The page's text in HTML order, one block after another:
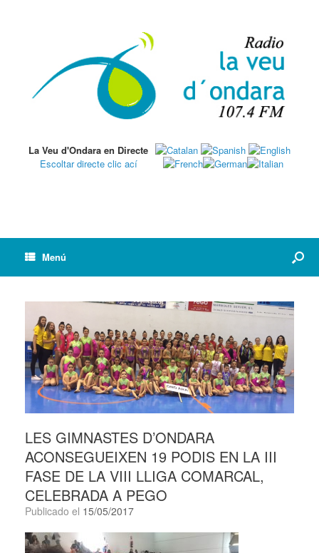
La Veu d'Ondara en Directe
Escoltar directe clic ací
Menú
LES GIMNASTES D’ONDARA
ACONSEGUEIXEN 19 PODIS EN LA III
FASE DE LA VIII LLIGA COMARCAL,
CELEBRADA A PEGO
Publicado el 15/05/2017